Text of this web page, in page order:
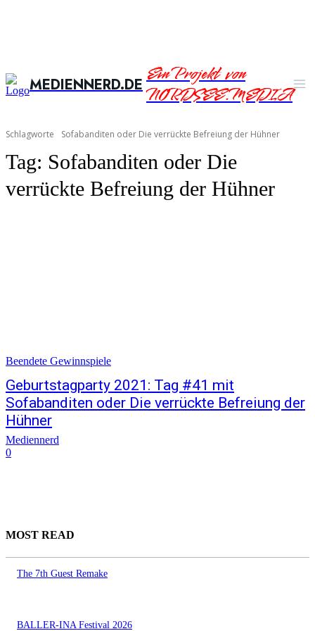
MEDIENNERD.DEEin Projekt von
NORDSEE.MEDIA
Schlagworte Sofabanditen oder Die verrückte Befreiung der Hühner
Tag: Sofabanditen oder Die
verrückte Befreiung der Hühner
Beendete Gewinnspiele
Geburtstagparty 2021: Tag #41 mit
Sofabanditen oder Die verrückte Befreiung der
Hühner
Mediennerd
0
MOST READ
The 7th Guest Remake
BALLER-INA Festival 2026